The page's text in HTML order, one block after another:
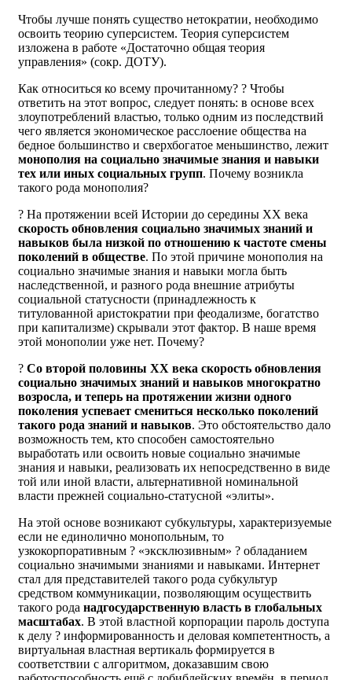
Чтобы лучше понять существо нетократии, необходимо
освоить теорию суперсистем. Теория суперсистем
изложена в работе «Достаточно общая теория
управления» (сокр. ДОТУ).
Как относиться ко всему прочитанному? ? Чтобы
ответить на этот вопрос, следует понять: в основе всех
злоупотреблений властью, только одним из последствий
чего является экономическое расслоение общества на
бедное большинство и сверхбогатое меньшинство, лежит
монополия на социально значимые знания и навыки
тех или иных социальных групп. Почему возникла
такого рода монополия?
? На протяжении всей Истории до середины XX века
скорость обновления социально значимых знаний и
навыков была низкой по отношению к частоте смены
поколений в обществе. По этой причине монополия на
социально значимые знания и навыки могла быть
наследственной, и разного рода внешние атрибуты
социальной статусности (принадлежность к
титулованной аристократии при феодализме, богатство
при капитализме) скрывали этот фактор. В наше время
этой монополии уже нет. Почему?
? Со второй половины XX века скорость обновления
социально значимых знаний и навыков многократно
возросла, и теперь на протяжении жизни одного
поколения успевает смениться несколько поколений
такого рода знаний и навыков. Это обстоятельство дало
возможность тем, кто способен самостоятельно
выработать или освоить новые социально значимые
знания и навыки, реализовать их непосредственно в виде
той или иной власти, альтернативной номинальной
власти прежней социально-статусной «элиты».
На этой основе возникают субкультуры, характеризуемые
если не единолично монопольным, то
узкокорпоративным ? «эксклюзивным» ? обладанием
социально значимыми знаниями и навыками. Интернет
стал для представителей такого рода субкультур
средством коммуникации, позволяющим осуществить
такого рода надгосударственную власть в глобальных
масштабах. В этой властной корпорации пароль доступа
к делу ? информированность и деловая компетентность, а
виртуальная властная вертикаль формируется в
соответствии с алгоритмом, доказавшим свою